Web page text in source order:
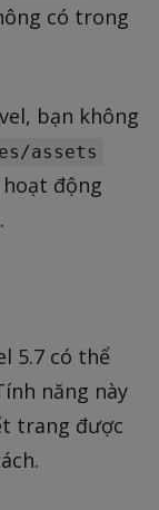
có trong
bạn không
assets
động
5.7 có thể
năng này
trang được